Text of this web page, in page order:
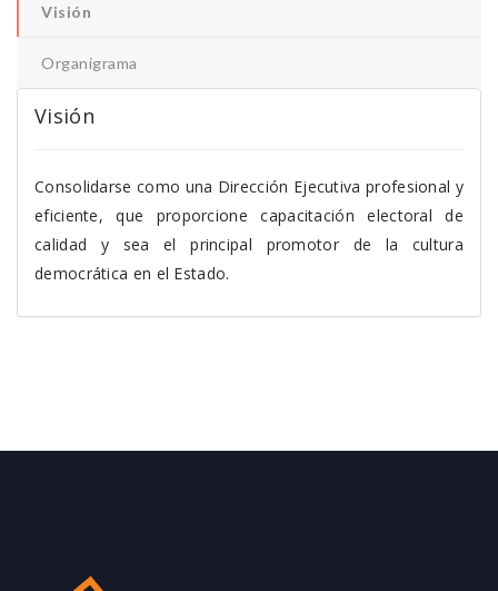
Visión
Organigrama
Visión
Consolidarse como una Dirección Ejecutiva profesional y
eficiente, que proporcione capacitación electoral de
calidad y sea el principal promotor de la cultura
democrática en el Estado.